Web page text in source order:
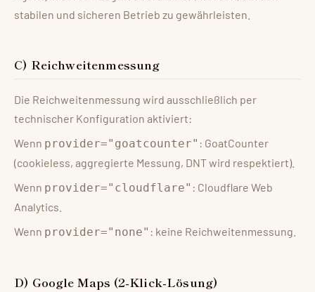
stabilen und sicheren Betrieb zu gewährleisten.
C) Reichweitenmessung
Die Reichweitenmessung wird ausschließlich per
technischer Konfiguration aktiviert:
Wenn provider="goatcounter" : GoatCounter
(cookieless, aggregierte Messung, DNT wird respektiert).
Wenn provider="cloudflare" : Cloudflare Web
Analytics.
Wenn provider="none" : keine Reichweitenmessung.
D) Google Maps (2-Klick-Lösung)